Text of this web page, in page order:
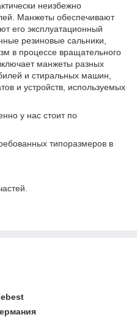
неизбежно
Манжеты обеспечивают
его эксплуатационный
резиновые сальники,
в процессе вращательного
манжеты разных
и стиральных машин,
и устройств, используемых
у нас стоит по
типоразмеров в